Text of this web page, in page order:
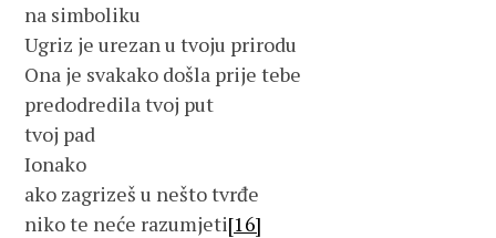
na simboliku
Ugriz je urezan u tvoju prirodu
Ona je svakako došla prije tebe
predodredila tvoj put
tvoj pad
Ionako
ako zagrizeš u nešto tvrđe
niko te neće razumjeti[16]